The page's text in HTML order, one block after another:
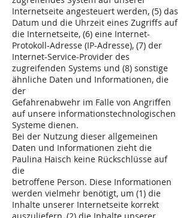
Internetseite angesteuert werden, (5) das
Datum und die Uhrzeit eines Zugriffs auf
die Internetseite, (6) eine Internet-
Protokoll-Adresse (IP-Adresse), (7) der
Internet-Service-Provider des
zugreifenden Systems und (8) sonstige
ähnliche Daten und Informationen, die
der
Gefahrenabwehr im Falle von Angriffen
auf unsere informationstechnologischen
Systeme dienen.
Bei der Nutzung dieser allgemeinen
Daten und Informationen zieht die
Paulina Haisch keine Rückschlüsse auf
die
betroffene Person. Diese Informationen
werden vielmehr benötigt, um (1) die
Inhalte unserer Internetseite korrekt